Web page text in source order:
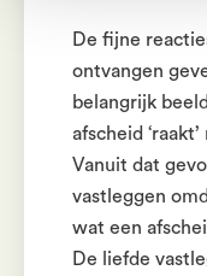
De fijne
ontvangen
belangrijk
afscheid
Vanuit dat
vastleggen
wat een
De liefde